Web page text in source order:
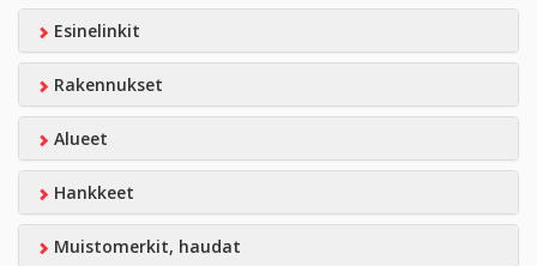
Esinelinkit
Rakennukset
Alueet
Hankkeet
Muistomerkit, haudat